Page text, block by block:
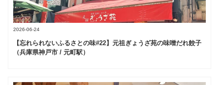
2026-06-24
【忘れられないふるさとの味#22】元祖ぎょうざ苑の味噌だれ餃子
（兵庫県神戸市 / 元町駅）